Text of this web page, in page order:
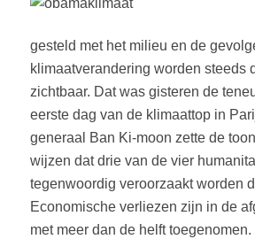
gesteld met het milieu en de
klimaatverandering worden steeds
zichtbaar. Dat was gisteren de
eerste dag van de klimaattop in
generaal Ban Ki-moon zette de
wijzen dat drie van de vier
tegenwoordig veroorzaakt worden
Economische verliezen zijn in de
met meer dan de helft